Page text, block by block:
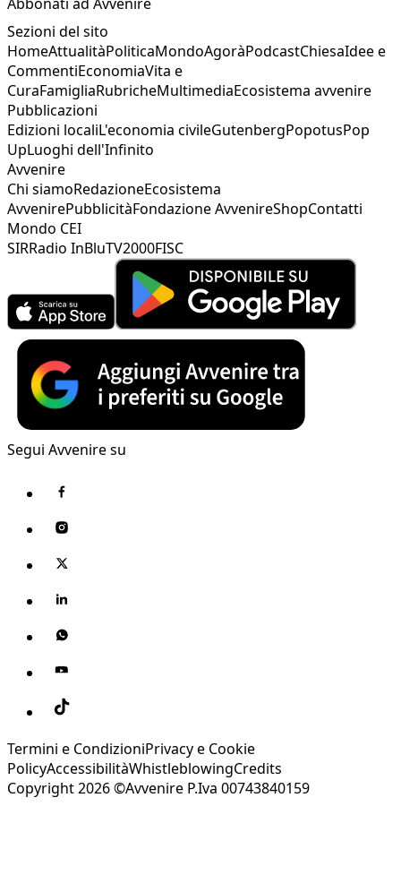
Sezioni del sito
HomeAttualitàPoliticaMondoAgoràPodcastChiesaIdee e
CommentiEconomiaVita e
CuraFamigliaRubricheMultimediaEcosistema avvenire
Pubblicazioni
Edizioni localiL'economia civileGutenbergPopotusPop
UpLuoghi dell'Infinito
Avvenire
Chi siamoRedazioneEcosistema
AvvenirePubblicitàFondazione AvvenireShopContatti
Mondo CEI
SIRRadio InBluTV2000FISC
Segui Avvenire su
Termini e CondizioniPrivacy e Cookie
PolicyAccessibilitàWhistleblowingCredits
Copyright 2026 ©Avvenire P.Iva 00743840159